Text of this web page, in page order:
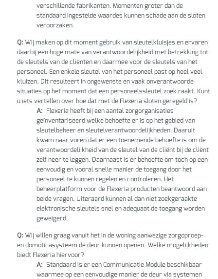
verschillende fabrikanten. Momenten groter dan de
standaard ingestelde waardes kunnen schade aan de sloten
veroorzaken.
Q: Wij maken op dit moment gebruik van sleutelkluisjes en ervaren
daarbij een hoge mate van verantwoordelijkheid met betrekking tot
de sleutels van de cliënten en daarmee voor de sleutels van het
personeel. Een enkele sleutel van het personeel past op heel veel
kluizen. Dit resulteert in ongewenste en vaak onverantwoorde
situaties op het moment dat een personeelssleutel zoek raakt. Kunt
u iets vertellen over hoe dat met de Flexeria sloten geregeld is?
A: Flexeria heeft bij een aantal zorgorganisaties
geïnventariseerd welke behoefte er is op het gebied van
sleutelbeheer en sleutelverantwoordelijkheden. Daaruit
kwam naar voren dat er een toenemende behoefte is om de
verantwoordelijkheid van de sleutel van de cliënt bij de cliënt
zelf neer te leggen. Daarnaast is er behoefte om toch op een
eenvoudig en vooral snelle manier de toegang door het
personeel te kunnen regelen en controleren. Het
beheerplatform voor de Flexeria producten beantwoord aan
beide vragen. Uiteraard kunnen al dan niet zoekgeraakte
elektronische sleutels snel en adequaat de toegang worden
geweigerd.
Q: Wij willen graag vanuit het in de woning aanwezige zorgoproep-
en domoticasysteem de deur kunnen openen. Welke mogelijkheden
biedt Flexeria hiervoor?
A: Standaard is er een Communicatie Module beschikbaar
waarmee op een eenvoudige manier de deur via systemen